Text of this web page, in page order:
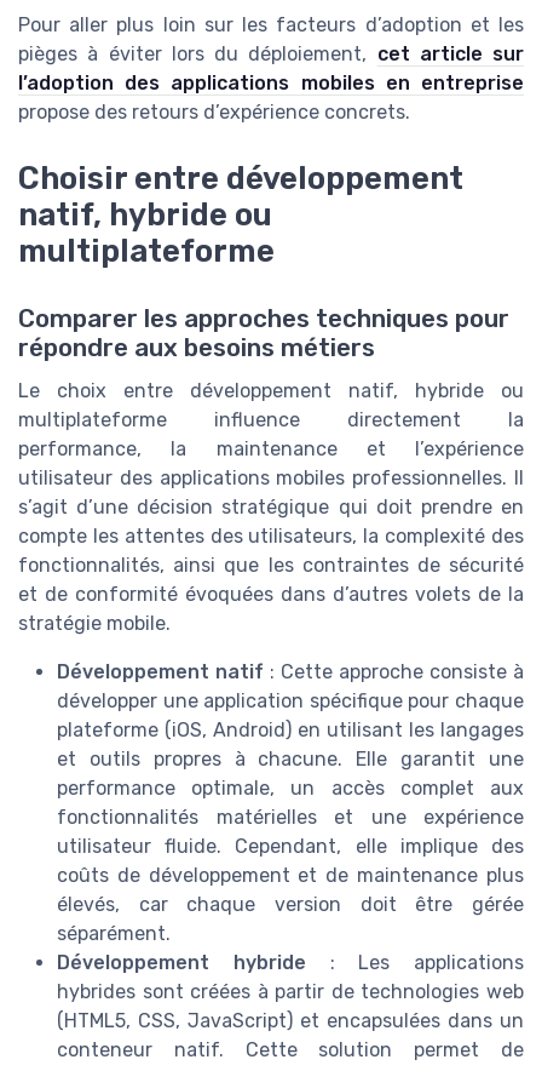
Pour aller plus loin sur les facteurs d’adoption et les
pièges à éviter lors du déploiement, cet article sur
l’adoption des applications mobiles en entreprise
propose des retours d’expérience concrets.
Choisir entre développement
natif, hybride ou
multiplateforme
Comparer les approches techniques pour
répondre aux besoins métiers
Le choix entre développement natif, hybride ou
multiplateforme influence directement la
performance, la maintenance et l’expérience
utilisateur des applications mobiles professionnelles. Il
s’agit d’une décision stratégique qui doit prendre en
compte les attentes des utilisateurs, la complexité des
fonctionnalités, ainsi que les contraintes de sécurité
et de conformité évoquées dans d’autres volets de la
stratégie mobile.
Développement natif : Cette approche consiste à
développer une application spécifique pour chaque
plateforme (iOS, Android) en utilisant les langages
et outils propres à chacune. Elle garantit une
performance optimale, un accès complet aux
fonctionnalités matérielles et une expérience
utilisateur fluide. Cependant, elle implique des
coûts de développement et de maintenance plus
élevés, car chaque version doit être gérée
séparément.
Développement hybride : Les applications
hybrides sont créées à partir de technologies web
(HTML5, CSS, JavaScript) et encapsulées dans un
conteneur natif. Cette solution permet de